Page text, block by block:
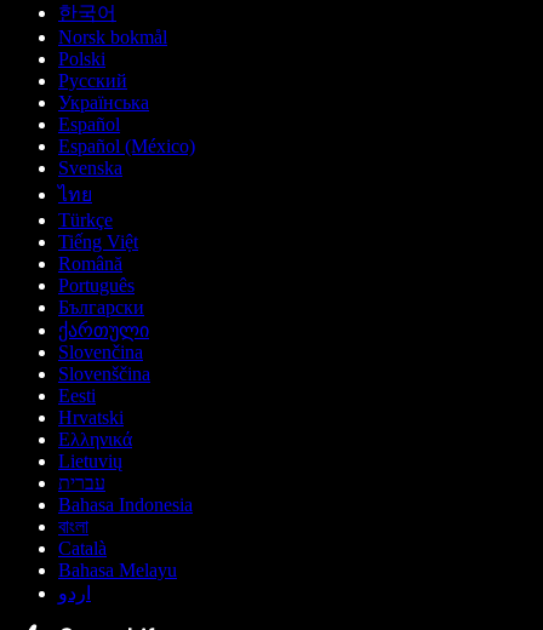
한국어
Norsk bokmål
Polski
Русский
Українська
Español
Español (México)
Svenska
ไทย
Türkçe
Tiếng Việt
Română
Português
Български
ქართული
Slovenčina
Slovenščina
Eesti
Hrvatski
Ελληνικά
Lietuvių
עברית
Bahasa Indonesia
বাংলা
Català
Bahasa Melayu
اردو